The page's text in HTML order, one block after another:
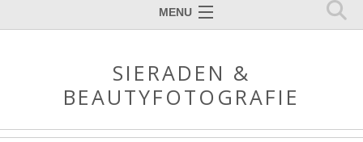
MENU
Portfolio Fotografie
Reviews
SIERADEN &
BEAUTYFOTOGRAFIE